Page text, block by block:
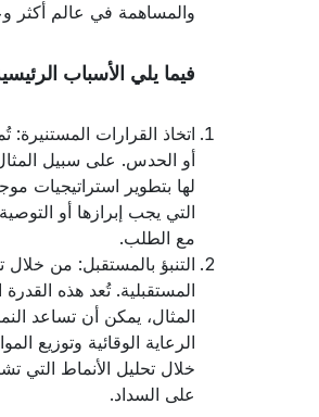
والمساهمة في عالم أكثر
فيما يلي الأسباب
اتخاذ القرارات
أو الحدس. على سبيل
لها بتطوير استراتيجيات
التي يجب إبرازها أو
مع الطلب.
التنبؤ بالمستقبل: من خلال
المستقبلية. تُعد هذه
المثال، يمكن أن تساعد
الرعاية الوقائية وتوزيع
خلال تحليل الأنماط التي
على السداد.